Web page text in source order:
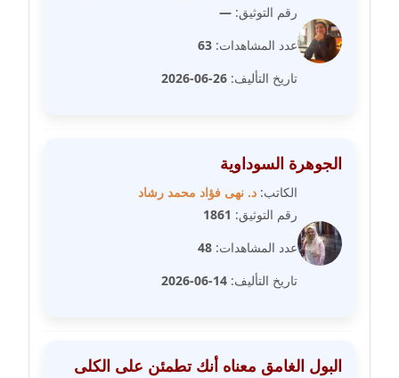
مدونة سارة سعيد
عاملة
مدونة سامح رشاد
مدونة سامح طلعت
عاملة
مدونة سحر أبو العلا
رقم التوثيق: —
عدد المشاهدات: 63
تاريخ التأليف: 26-06-2026
الجوهرة السوداوية
الكاتب: د. نهى فؤاد محمد رشاد
رقم التوثيق: 1861
عدد المشاهدات: 48
تاريخ التأليف: 14-06-2026
البول الغامق معناه أنك تطمئن على الكلى